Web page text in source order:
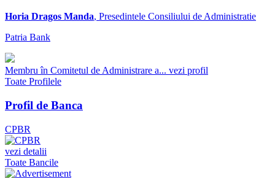
Horia Dragos Manda, Presedintele Consiliului de Administratie
Patria Bank
Membru în Comitetul de Administrare a... vezi profil
Toate Profilele
Profil de Banca
CPBR
vezi detalii
Toate Bancile